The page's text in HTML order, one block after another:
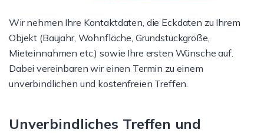
Wir nehmen Ihre Kontaktdaten, die Eckdaten zu Ihrem
Objekt (Baujahr, Wohnfläche, Grundstückgröße,
Mieteinnahmen etc.) sowie Ihre ersten Wünsche auf.
Dabei vereinbaren wir einen Termin zu einem
unverbindlichen und kostenfreien Treffen.
Unverbindliches Treffen und